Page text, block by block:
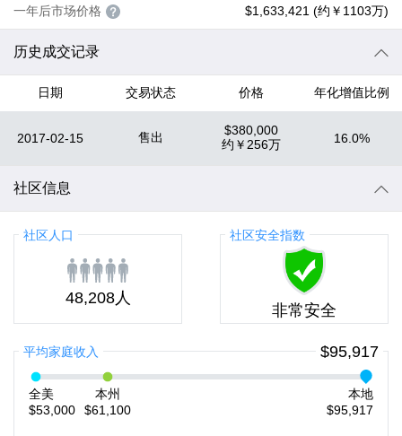
一年后市场价格 $1,633,421 (约￥1103万)
历史成交记录
日期 交易状态 价格 年化增值比例
2017-02-15 售出
$380,000
约 ￥256万 16.0%
社区信息
社区人口
48,208人
社区安全指数
非常安全
平均家庭收入 $95,917
全美
$53,000
本州
$61,100
本地
$95,917